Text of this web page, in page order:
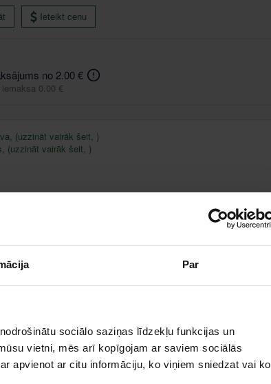
Par
sociālo saziņas līdzekļu funkcijas un
vietni, mēs arī kopīgojam ar saviem sociālās
apvienot ar citu informāciju, ko viņiem sniedzat vai ko
Ieteikt cenu
no 2.00 €
0.00 €
(uzzināt vairāk šeit, )
(uzzināt vairāk šeit, )